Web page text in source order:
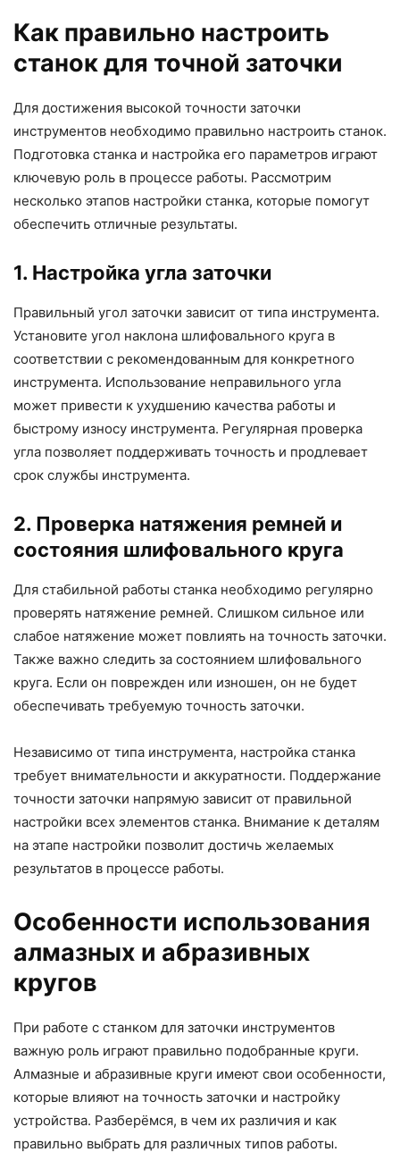
Как правильно настроить
станок для точной заточки
Для достижения высокой точности заточки
инструментов необходимо правильно настроить станок.
Подготовка станка и настройка его параметров играют
ключевую роль в процессе работы. Рассмотрим
несколько этапов настройки станка, которые помогут
обеспечить отличные результаты.
1. Настройка угла заточки
Правильный угол заточки зависит от типа инструмента.
Установите угол наклона шлифовального круга в
соответствии с рекомендованным для конкретного
инструмента. Использование неправильного угла
может привести к ухудшению качества работы и
быстрому износу инструмента. Регулярная проверка
угла позволяет поддерживать точность и продлевает
срок службы инструмента.
2. Проверка натяжения ремней и
состояния шлифовального круга
Для стабильной работы станка необходимо регулярно
проверять натяжение ремней. Слишком сильное или
слабое натяжение может повлиять на точность заточки.
Также важно следить за состоянием шлифовального
круга. Если он поврежден или изношен, он не будет
обеспечивать требуемую точность заточки.
Независимо от типа инструмента, настройка станка
требует внимательности и аккуратности. Поддержание
точности заточки напрямую зависит от правильной
настройки всех элементов станка. Внимание к деталям
на этапе настройки позволит достичь желаемых
результатов в процессе работы.
Особенности использования
алмазных и абразивных
кругов
При работе с станком для заточки инструментов
важную роль играют правильно подобранные круги.
Алмазные и абразивные круги имеют свои особенности,
которые влияют на точность заточки и настройку
устройства. Разберёмся, в чем их различия и как
правильно выбрать для различных типов работы.